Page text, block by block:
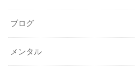
ブログ
メンタル